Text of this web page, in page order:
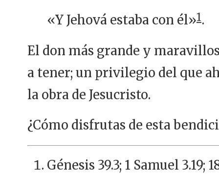
«Y Jehová estaba con él»1.
El don más grande y
a tener; un privilegio del que
la obra de Jesucristo.
¿Cómo disfrutas de esta
Génesis 39.3; 1 Samuel 3.19;